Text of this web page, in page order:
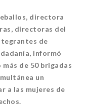
directora
directoras del
de
informó
de 50 brigadas
un
a las mujeres de